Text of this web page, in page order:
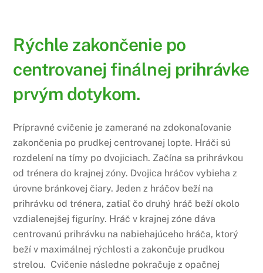
Rýchle zakončenie po
centrovanej finálnej prihrávke
prvým dotykom.
Prípravné cvičenie je zamerané na zdokonaľovanie
zakončenia po prudkej centrovanej lopte. Hráči sú
rozdelení na tímy po dvojiciach. Začína sa prihrávkou
od trénera do krajnej zóny. Dvojica hráčov vybieha z
úrovne bránkovej čiary. Jeden z hráčov beží na
prihrávku od trénera, zatiaľ čo druhý hráč beží okolo
vzdialenejšej figuríny. Hráč v krajnej zóne dáva
centrovanú prihrávku na nabiehajúceho hráča, ktorý
beží v maximálnej rýchlosti a zakončuje prudkou
strelou. Cvičenie následne pokračuje z opačnej